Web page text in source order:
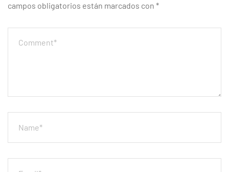
campos obligatorios están marcados con *